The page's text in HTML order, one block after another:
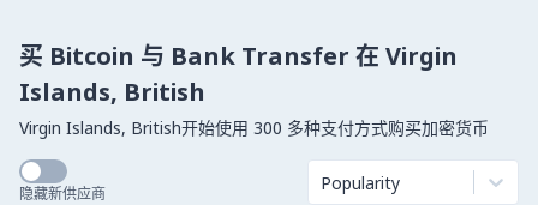
买 Bitcoin 与 Bank Transfer 在 Virgin
Islands, British
Virgin Islands, British开始使用 300 多种支付方式购买加密货币
隐藏新供应商 Popularity